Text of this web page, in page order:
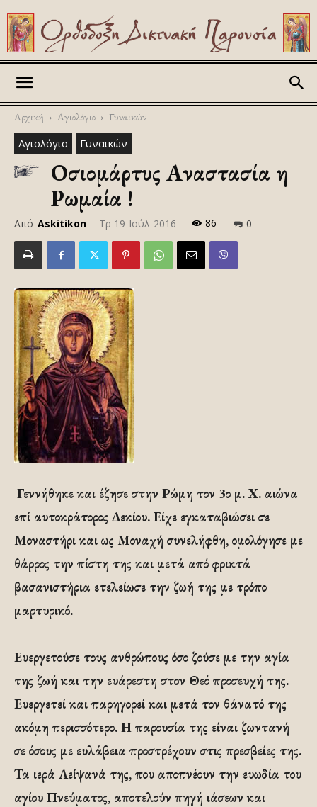
Αρχική Αγιολόγιο Γυναικών
Αγιολόγιο Γυναικών
Οσιομάρτυς Αναστασία η
Ρωμαία !
Από Askitikon - Τρ 19-Ιούλ-2016 86 0
Γεννήθηκε και έζησε στην Ρώμη τον 3ο μ. Χ. αιώνα
επί αυτοκράτορος Δεκίου. Είχε εγκαταβιώσει σε
Μοναστήρι και ως Μοναχή συνελήφθη, ομολόγησε με
θάρρος την πίστη της και μετά από φρικτά
βασανιστήρια ετελείωσε την ζωή της με τρόπο
μαρτυρικό.
Ευεργετούσε τους ανθρώπους όσο ζούσε με την αγία
της ζωή και την ευάρεστη στον Θεό προσευχή της.
Ευεργετεί και παρηγορεί και μετά τον θάνατό της
ακόμη περισσότερο. Η παρουσία της είναι ζωντανή
σε όσους με ευλάβεια προστρέχουν στις πρεσβείες της.
Τα ιερά Λείψανά της, που αποπνέουν την ευωδία του
αγίου Πνεύματος, αποτελούν πηγή ιάσεων και